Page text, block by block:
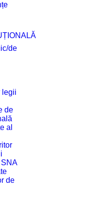
de
legii
de
al
de